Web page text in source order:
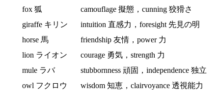
fox 狐
camouflage 擬態，cunning 狡猾さ
giraffe キリン
intuition 直感力，foresight 先見の明
horse 馬
friendship 友情，power 力
lion ライオン
courage 勇気，strength 力
mule ラバ
stubbornness 頑固，independence 独立
owl フクロウ
wisdom 知恵，clairvoyance 透視能力